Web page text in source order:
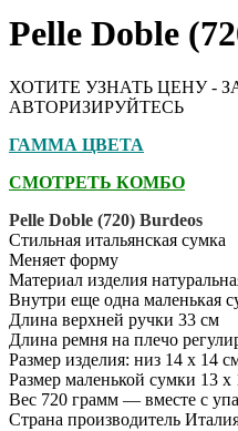
Pelle Doble
ХОТИТЕ УЗНАТЬ ЦЕНУ -
АВТОРИЗИРУЙТЕСЬ
ГАММА ЦВЕТА
СМОТРЕТЬ КОМБО
Pelle Doble (720) Burdeos
Стильная итальянская сумка
Меняет форму
Материал изделия
Внутри еще одна маленькая
Длина верхней ручки 33 см
Длина ремня на плечо
Размер изделия: низ 14 х 14
Размер маленькой сумки 13 х
Вес 720 грамм — вместе с
Страна производитель